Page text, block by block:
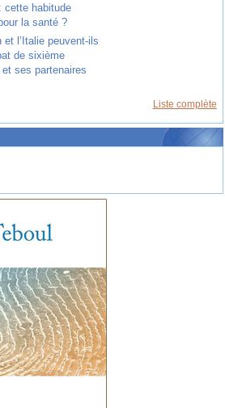
cette habitude
la santé ?
l’Italie peuvent-ils
de sixième
ses partenaires
Liste complète